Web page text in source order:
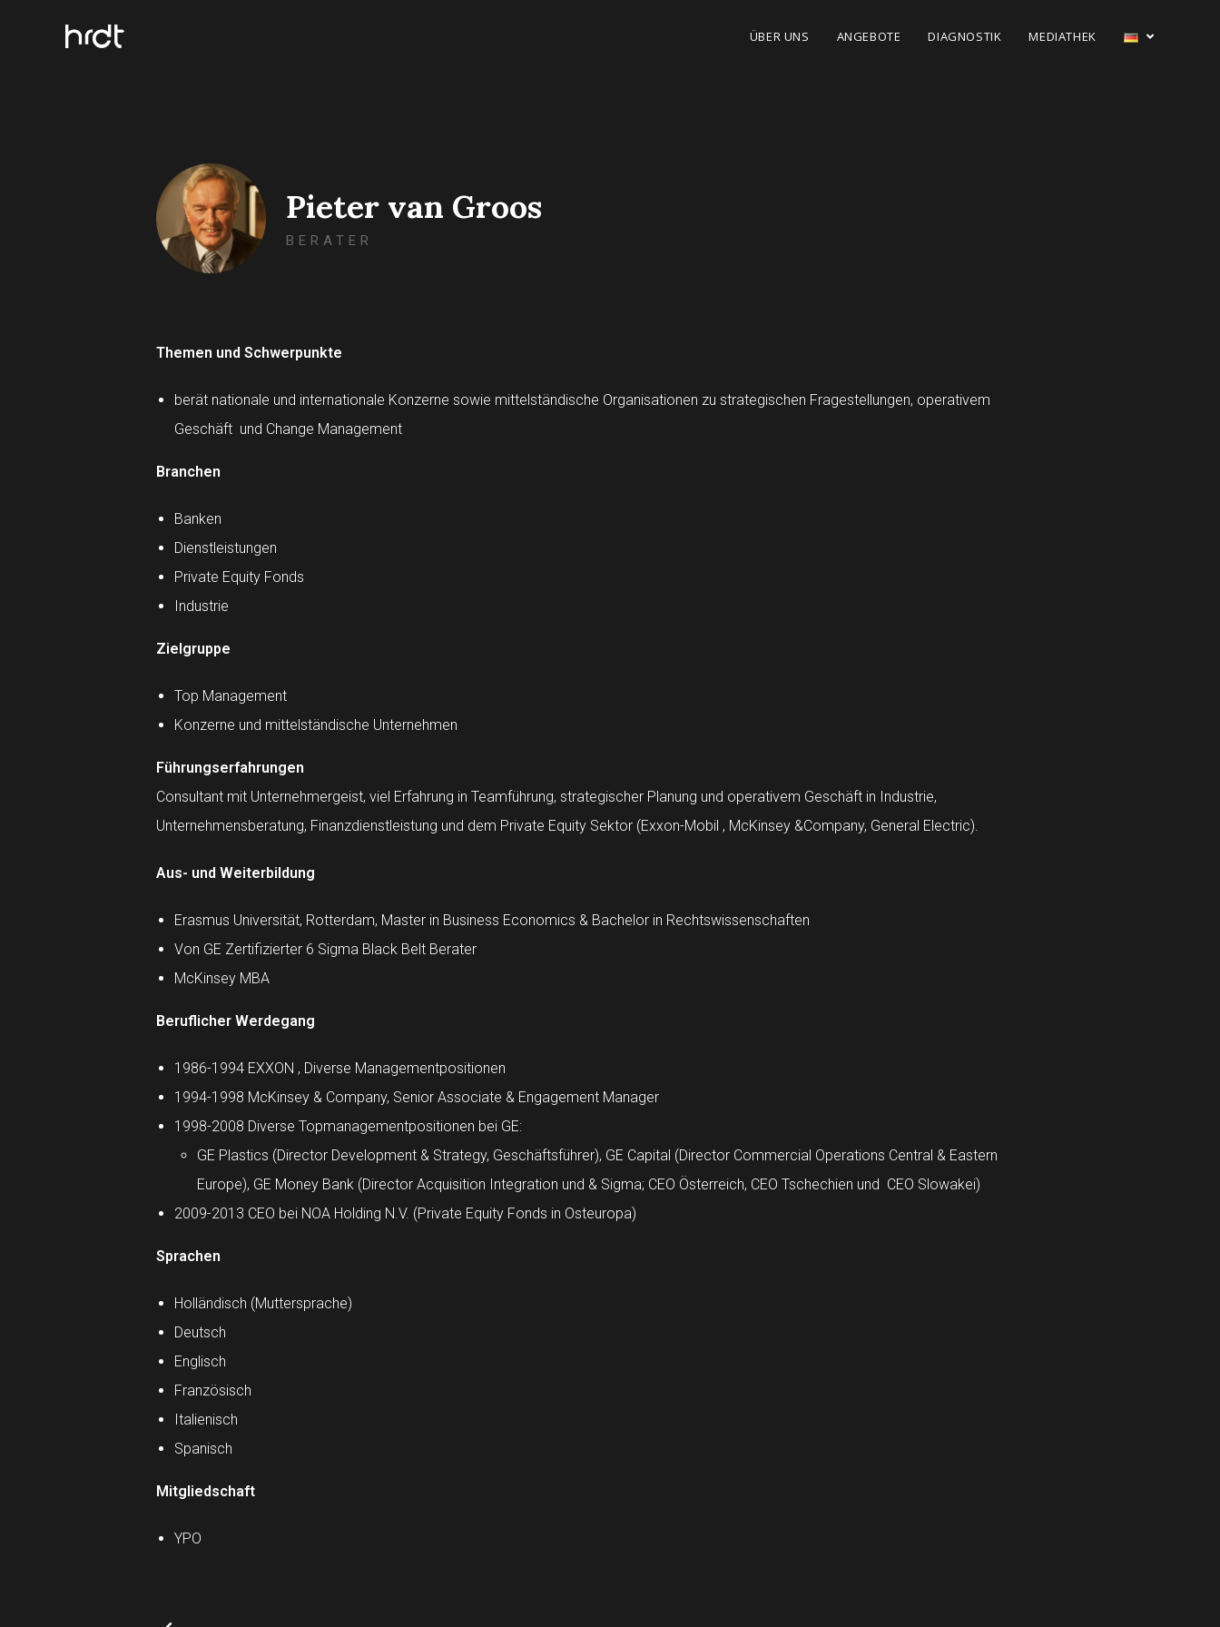
ÜBER UNS ANGEBOTE DIAGNOSTIK MEDIATHEK
Pieter van Groos
BERATER
Themen und Schwerpunkte
berät nationale und internationale Konzerne sowie mittelständische Organisationen zu strategischen Fragestellungen, operativem
Geschäft und Change Management
Branchen
Banken
Dienstleistungen
Private Equity Fonds
Industrie
Zielgruppe
Top Management
Konzerne und mittelständische Unternehmen
Führungserfahrungen
Consultant mit Unternehmergeist, viel Erfahrung in Teamführung, strategischer Planung und operativem Geschäft in Industrie,
Unternehmensberatung, Finanzdienstleistung und dem Private Equity Sektor (Exxon-Mobil , McKinsey &Company, General Electric).
Aus- und Weiterbildung
Erasmus Universität, Rotterdam, Master in Business Economics & Bachelor in Rechtswissenschaften
Von GE Zertifizierter 6 Sigma Black Belt Berater
McKinsey MBA
Beruflicher Werdegang
1986-1994 EXXON , Diverse Managementpositionen
1994-1998 McKinsey & Company, Senior Associate & Engagement Manager
1998-2008 Diverse Topmanagementpositionen bei GE:
GE Plastics (Director Development & Strategy, Geschäftsführer), GE Capital (Director Commercial Operations Central & Eastern
Europe), GE Money Bank (Director Acquisition Integration und & Sigma; CEO Österreich, CEO Tschechien und CEO Slowakei)
2009-2013 CEO bei NOA Holding N.V. (Private Equity Fonds in Osteuropa)
Sprachen
Holländisch (Muttersprache)
Deutsch
Englisch
Französisch
Italienisch
Spanisch
Mitgliedschaft
YPO